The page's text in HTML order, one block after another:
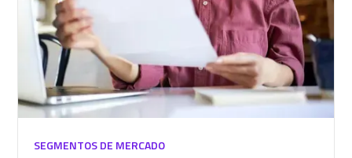
SEGMENTOS DE MERCADO